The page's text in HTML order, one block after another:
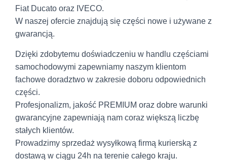
Fiat Ducato oraz IVECO.
W naszej ofercie znajdują się części nowe i używane z
gwarancją.
Dzięki zdobytemu doświadczeniu w handlu częściami
samochodowymi zapewniamy naszym klientom
fachowe doradztwo w zakresie doboru odpowiednich
części.
Profesjonalizm, jakość PREMIUM oraz dobre warunki
gwarancyjne zapewniają nam coraz większą liczbę
stałych klientów.
Prowadzimy sprzedaż wysyłkową firmą kurierską z
dostawą w ciągu 24h na terenie całego kraju.